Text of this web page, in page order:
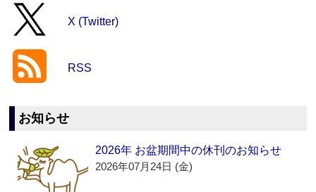
X (Twitter)
RSS
お知らせ
2026年 お盆期間中の休刊のお知らせ
2026年07月24日 (金)